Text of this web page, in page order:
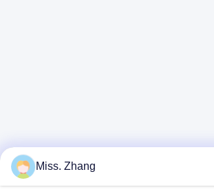
Miss. Zhang